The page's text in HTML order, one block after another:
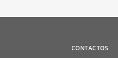
CONTACTOS